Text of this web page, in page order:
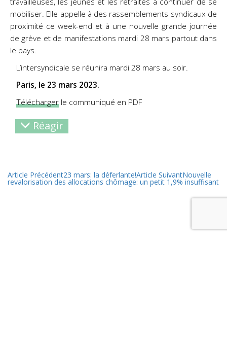
mobiliser. Elle appelle à des rassemblements syndicaux de
proximité ce week-end et à une nouvelle grande journée
de grève et de manifestations mardi 28 mars partout dans
le pays.
L’intersyndicale se réunira mardi 28 mars au soir.
Paris, le 23 mars 2023.
Télécharger le communiqué en PDF
Réagir
Article Précédent23 mars: la déferlante!Article SuivantNouvelle
revalorisation des allocations chômage: un petit 1,9% insuffisant